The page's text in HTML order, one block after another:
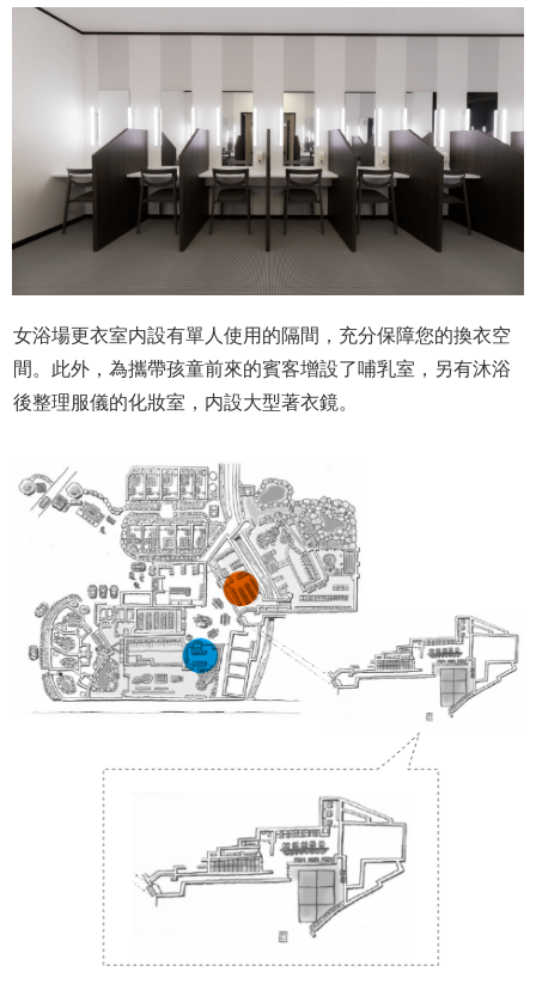
女浴場更衣室内設有單人使用的隔間，充分保障您的換衣空
間。此外，為攜帶孩童前來的賓客增設了哺乳室，另有沐浴
後整理服儀的化妝室，内設大型著衣鏡。